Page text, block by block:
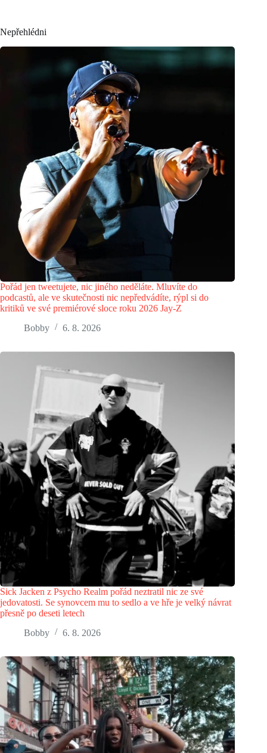
Nepřehlédni
Pořád jen tweetujete, nic jiného neděláte. Mluvíte do
podcastů, ale ve skutečnosti nic nepředvádíte, rýpl si do
kritiků ve své premiérové sloce roku 2026 Jay-Z
Bobby
6. 8. 2026
Sick Jacken z Psycho Realm pořád neztratil nic ze své
jedovatosti. Se synovcem mu to sedlo a ve hře je velký návrat
přesně po deseti letech
Bobby
6. 8. 2026